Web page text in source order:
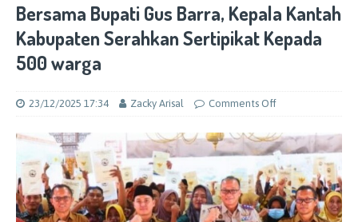
Bersama Bupati Gus Barra, Kepala Kantah
Kabupaten Serahkan Sertipikat Kepada
500 warga
23/12/2025 17:34 Zacky Arisal Comments Off